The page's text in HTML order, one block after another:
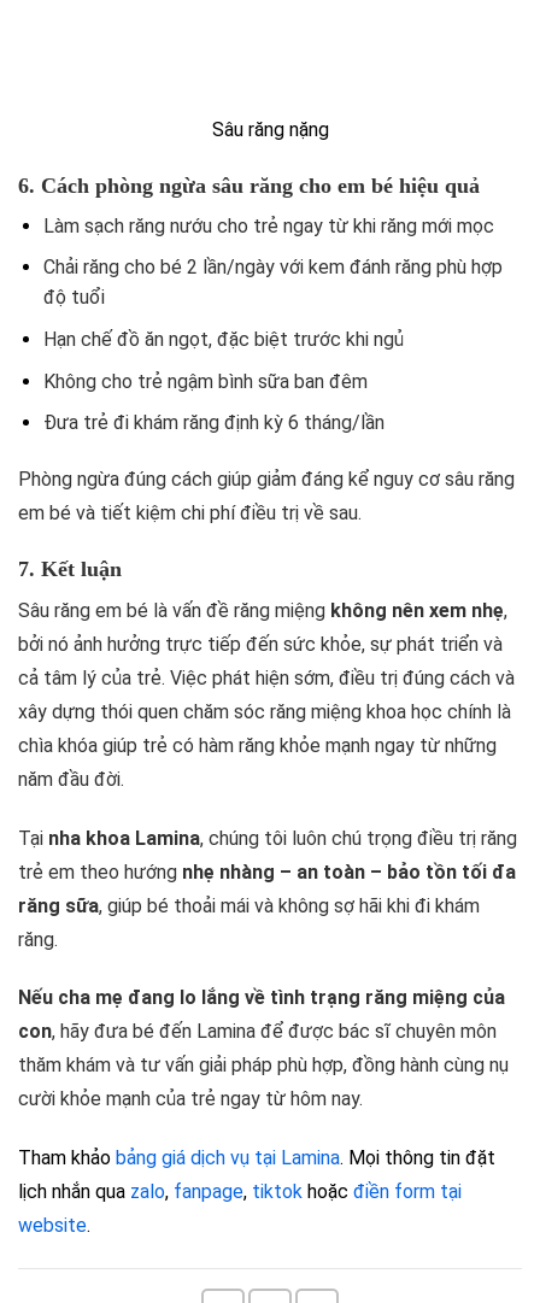
Sâu răng nặng
6. Cách phòng ngừa sâu răng cho em bé hiệu quả
Làm sạch răng nướu cho trẻ ngay từ khi răng mới mọc
Chải răng cho bé 2 lần/ngày với kem đánh răng phù hợp
độ tuổi
Hạn chế đồ ăn ngọt, đặc biệt trước khi ngủ
Không cho trẻ ngậm bình sữa ban đêm
Đưa trẻ đi khám răng định kỳ 6 tháng/lần
Phòng ngừa đúng cách giúp giảm đáng kể nguy cơ sâu răng
em bé và tiết kiệm chi phí điều trị về sau.
7. Kết luận
Sâu răng em bé là vấn đề răng miệng không nên xem nhẹ,
bởi nó ảnh hưởng trực tiếp đến sức khỏe, sự phát triển và
cả tâm lý của trẻ. Việc phát hiện sớm, điều trị đúng cách và
xây dựng thói quen chăm sóc răng miệng khoa học chính là
chìa khóa giúp trẻ có hàm răng khỏe mạnh ngay từ những
năm đầu đời.
Tại nha khoa Lamina, chúng tôi luôn chú trọng điều trị răng
trẻ em theo hướng nhẹ nhàng – an toàn – bảo tồn tối đa
răng sữa, giúp bé thoải mái và không sợ hãi khi đi khám
răng.
Nếu cha mẹ đang lo lắng về tình trạng răng miệng của
con, hãy đưa bé đến Lamina để được bác sĩ chuyên môn
thăm khám và tư vấn giải pháp phù hợp, đồng hành cùng nụ
cười khỏe mạnh của trẻ ngay từ hôm nay.
Tham khảo bảng giá dịch vụ tại Lamina. Mọi thông tin đặt
lịch nhắn qua zalo, fanpage, tiktok hoặc điền form tại
website.